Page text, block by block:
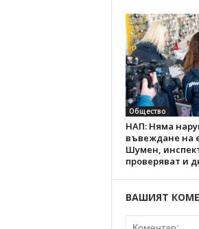
Общество
НАП: Няма
въвеждане на
Шумен,
проверяват и
ВАШИЯТ